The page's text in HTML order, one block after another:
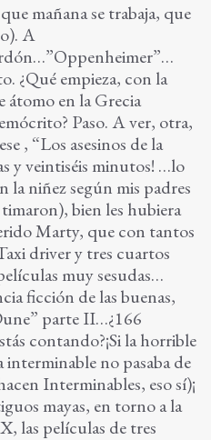
mañana se trabaja, que
A
¿Qué empieza, con la
en la Grecia
Paso. A ver, otra,
, “Los asesinos de la
y veintiséis minutos! …lo
la niñez según mis padres
bien les hubiera
Marty, que con tantos
driver y tres cuartos
muy sesudas…
ficción de las buenas,
parte II…¿166
contando?¡Si la horrible
no pasaba de
Interminables, eso sí)¡
mayas, en torno a la
las películas de tres